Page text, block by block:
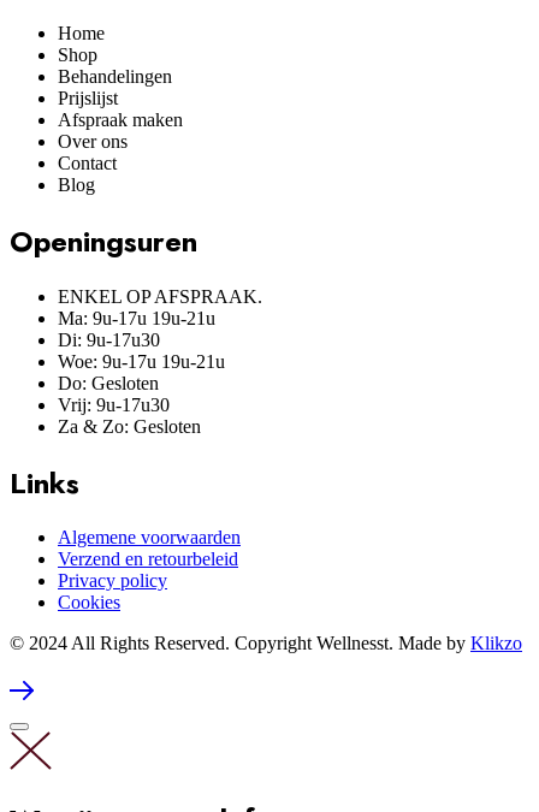
Home
Shop
Behandelingen
Prijslijst
Afspraak maken
Over ons
Contact
Blog
Openingsuren
ENKEL OP AFSPRAAK.
Ma: 9u-17u 19u-21u
Di: 9u-17u30
Woe: 9u-17u 19u-21u
Do: Gesloten
Vrij: 9u-17u30
Za & Zo: Gesloten
Links
Algemene voorwaarden
Verzend en retourbeleid
Privacy policy
Cookies
© 2024 All Rights Reserved. Copyright Wellnesst. Made by Klikzo